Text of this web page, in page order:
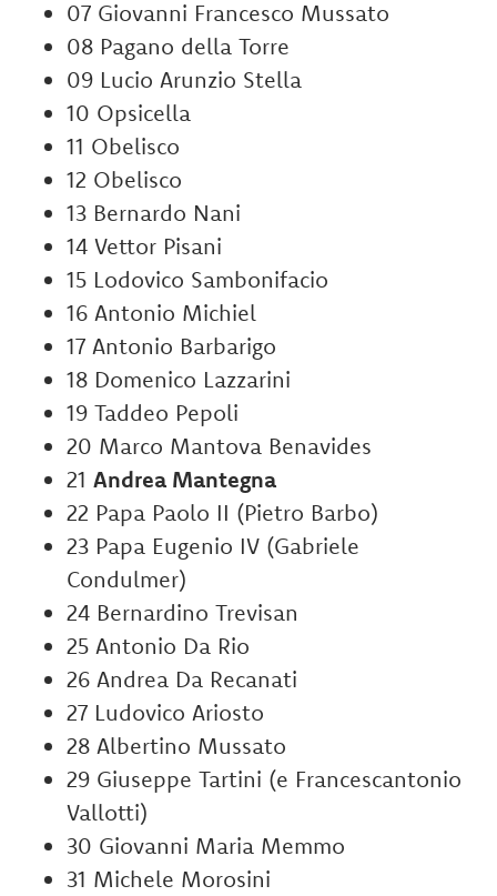
07 Giovanni Francesco Mussato
08 Pagano della Torre
09 Lucio Arunzio Stella
10 Opsicella
11 Obelisco
12 Obelisco
13 Bernardo Nani
14 Vettor Pisani
15 Lodovico Sambonifacio
16 Antonio Michiel
17 Antonio Barbarigo
18 Domenico Lazzarini
19 Taddeo Pepoli
20 Marco Mantova Benavides
21 Andrea Mantegna
22 Papa Paolo II (Pietro Barbo)
23 Papa Eugenio IV (Gabriele
Condulmer)
24 Bernardino Trevisan
25 Antonio Da Rio
26 Andrea Da Recanati
27 Ludovico Ariosto
28 Albertino Mussato
29 Giuseppe Tartini (e Francescantonio
Vallotti)
30 Giovanni Maria Memmo
31 Michele Morosini